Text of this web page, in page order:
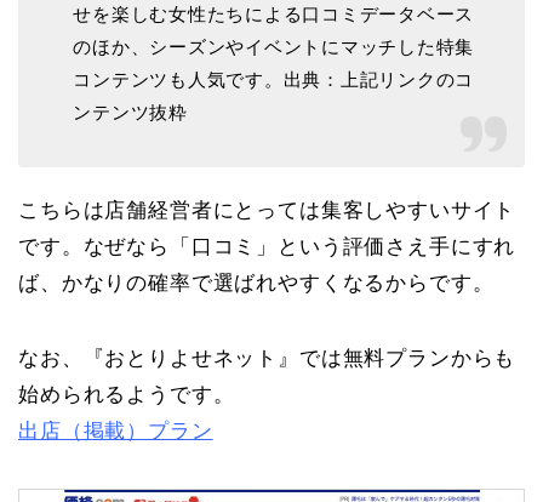
せを楽しむ女性たちによる口コミデータベース
のほか、シーズンやイベントにマッチした特集
コンテンツも人気です。出典：上記リンクのコ
ンテンツ抜粋
こちらは店舗経営者にとっては集客しやすいサイト
です。なぜなら「口コミ」という評価さえ手にすれ
ば、かなりの確率で選ばれやすくなるからです。
なお、『おとりよせネット』では無料プランからも
始められるようです。
出店（掲載）プラン